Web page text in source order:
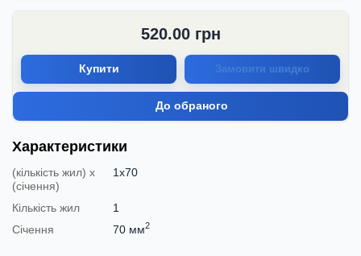
520.00грн
Купити Замовити швидко
До обраного
Характеристики
(кількість жил) х
(січення)
1х70
Кількість жил
1
Січення
70 мм2